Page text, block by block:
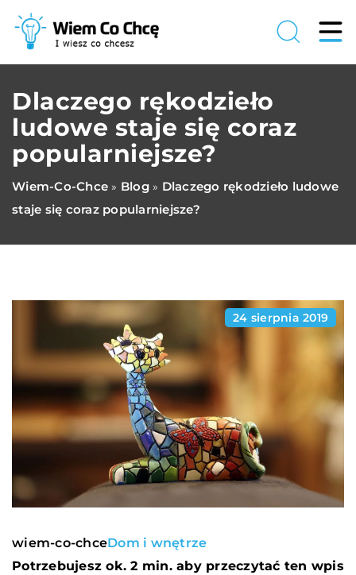
Dlaczego rękodzieło
ludowe staje się coraz
popularniejsze?
Wiem-Co-Chce » Blog» Dlaczego rękodzieło ludowe
staje się coraz popularniejsze?
24 sierpnia 2019
wiem-co-chceDom i wnętrze
Potrzebujesz ok. 2 min. aby przeczytać ten wpis